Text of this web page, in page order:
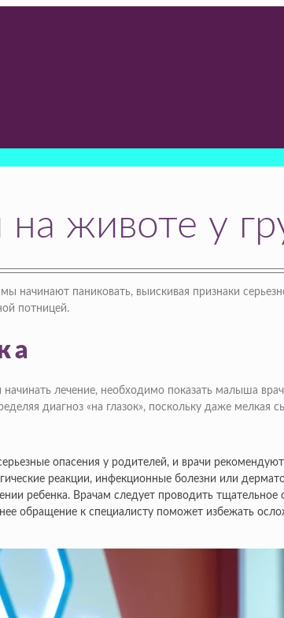
на животе у
начинают паниковать, выискивая признаки
потницей.
лечение, необходимо показать малыша
диагноз «на глазок», поскольку даже
опасения у родителей, и врачи
реакции, инфекционные болезни или
ребенка. Врачам следует проводить
обращение к специалисту поможет избежать